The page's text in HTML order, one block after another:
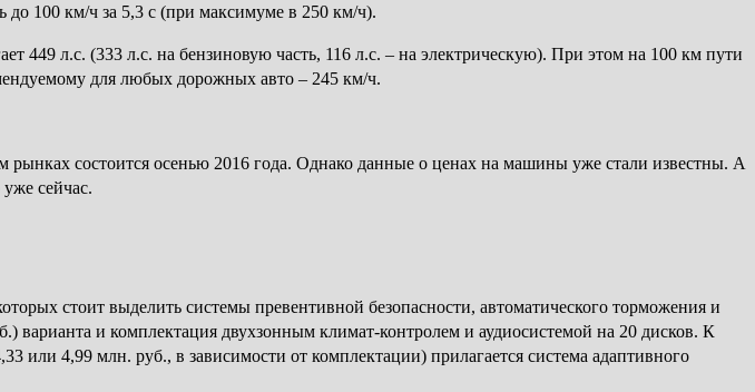
до 100 км/ч за 5,3 с (при максимуме в 250 км/ч).
449 л.с. (333 л.с. на бензиновую часть, 116 л.с. – на электрическую). При этом на 100 км пути
для любых дорожных авто – 245 км/ч.
состоится осенью 2016 года. Однако данные о ценах на машины уже стали известны. А
сейчас.
стоит выделить системы превентивной безопасности, автоматического торможения и
варианта и комплектация двухзонным климат-контролем и аудиосистемой на 20 дисков. К
4,99 млн. руб., в зависимости от комплектации) прилагается система адаптивного